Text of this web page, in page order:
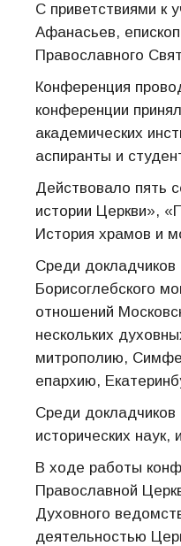
С приветствиями к
Афанасьев,
Православного
Конференция
конференции
академических
аспиранты и
Действовало пять
истории Церкви»,
История храмов и
Среди докладчиков
Борисоглебского
отношений
нескольких
митрополию,
епархию,
Среди
исторических наук,
В ходе работы
Православной
Духовного
деятельностью